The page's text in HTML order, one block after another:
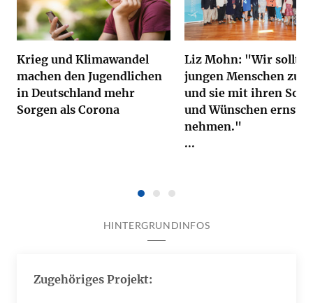
Krieg und Klimawandel
machen den Jugendlichen
in Deutschland mehr
Sorgen als Corona
Liz Mohn: "Wir
jungen Menschen
und sie mit ihren
und Wünschen ernst
nehmen."
...
HINTERGRUNDINFOS
Zugehöriges Projekt: